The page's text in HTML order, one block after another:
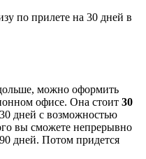
по прилете на 30 дней в
можно оформить
офисе. Она стоит 30
дней с возможностью
вы сможете непрерывно
дней. Потом придется